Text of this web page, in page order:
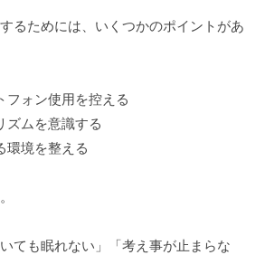
るためには、いくつかのポイントがあ
フォン使用を控える
ズムを意識する
環境を整える
ても眠れない」「考え事が止まらな